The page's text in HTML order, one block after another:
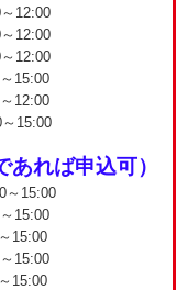
12:00
12:00
12:00
15:00
12:00
15:00
れば申込可）
15:00
15:00
15:00
15:00
15:00